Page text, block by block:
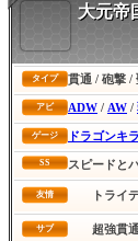
大元帝
タイプ 貫通 / 砲撃 /
アビ ADW / AW /
ゲージ ドラゴンキ
SS スピードと
友情 トライ
サブ 超強貫